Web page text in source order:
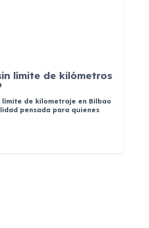
límite de kilómetros
límite de kilometraje en Bilbao
pensada para quienes